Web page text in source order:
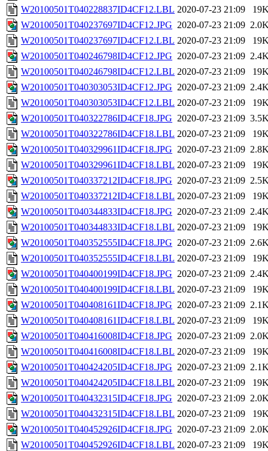
W20100501T040228837ID4CF12.LBL 2020-07-23 21:09
W20100501T040237697ID4CF12.JPG 2020-07-23 21:09
W20100501T040237697ID4CF12.LBL 2020-07-23 21:09
W20100501T040246798ID4CF12.JPG 2020-07-23 21:09
W20100501T040246798ID4CF12.LBL 2020-07-23 21:09
W20100501T040303053ID4CF12.JPG 2020-07-23 21:09
W20100501T040303053ID4CF12.LBL 2020-07-23 21:09
W20100501T040322786ID4CF18.JPG 2020-07-23 21:09
W20100501T040322786ID4CF18.LBL 2020-07-23 21:09
W20100501T040329961ID4CF18.JPG 2020-07-23 21:09
W20100501T040329961ID4CF18.LBL 2020-07-23 21:09
W20100501T040337212ID4CF18.JPG 2020-07-23 21:09
W20100501T040337212ID4CF18.LBL 2020-07-23 21:09
W20100501T040344833ID4CF18.JPG 2020-07-23 21:09
W20100501T040344833ID4CF18.LBL 2020-07-23 21:09
W20100501T040352555ID4CF18.JPG 2020-07-23 21:09
W20100501T040352555ID4CF18.LBL 2020-07-23 21:09
W20100501T040400199ID4CF18.JPG 2020-07-23 21:09
W20100501T040400199ID4CF18.LBL 2020-07-23 21:09
W20100501T040408161ID4CF18.JPG 2020-07-23 21:09
W20100501T040408161ID4CF18.LBL 2020-07-23 21:09
W20100501T040416008ID4CF18.JPG 2020-07-23 21:09
W20100501T040416008ID4CF18.LBL 2020-07-23 21:09
W20100501T040424205ID4CF18.JPG 2020-07-23 21:09
W20100501T040424205ID4CF18.LBL 2020-07-23 21:09
W20100501T040432315ID4CF18.JPG 2020-07-23 21:09
W20100501T040432315ID4CF18.LBL 2020-07-23 21:09
W20100501T040452926ID4CF18.JPG 2020-07-23 21:09
W20100501T040452926ID4CF18.LBL 2020-07-23 21:09